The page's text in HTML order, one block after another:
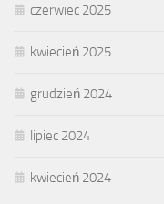
czerwiec 2025
kwiecień 2025
grudzień 2024
lipiec 2024
kwiecień 2024